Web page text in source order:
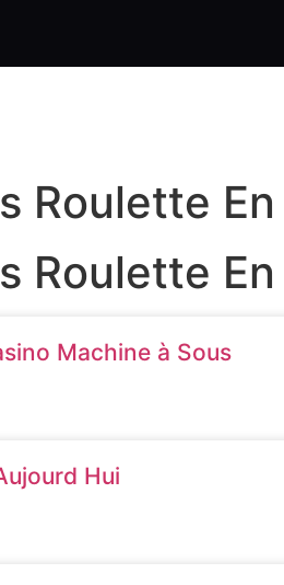
Roulette
Roulette
Machine à Sous
Hui